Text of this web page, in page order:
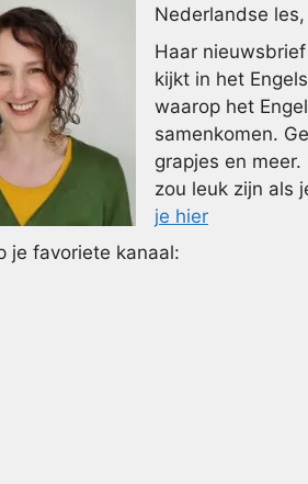
Nederlandse
Haar nieuwsbrief
kijkt in het
waarop het
samenkomen.
grapjes en
zou leuk zijn als
je hier
je favoriete kanaal: